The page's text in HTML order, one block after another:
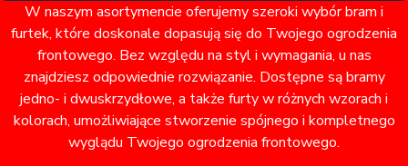
W naszym asortymencie oferujemy szeroki wybór bram i
furtek, które doskonale dopasują się do Twojego ogrodzenia
frontowego. Bez względu na styl i wymagania, u nas
znajdziesz odpowiednie rozwiązanie. Dostępne są bramy
jedno- i dwuskrzydłowe, a także furty w różnych wzorach i
kolorach, umożliwiające stworzenie spójnego i kompletnego
wyglądu Twojego ogrodzenia frontowego.